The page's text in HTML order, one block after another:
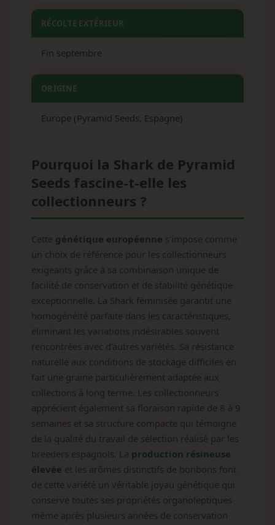
RÉCOLTE EXTÉRIEUR
Fin septembre
ORIGINE
Europe (Pyramid Seeds, Espagne)
Pourquoi la Shark de Pyramid
Seeds fascine-t-elle les
collectionneurs ?
Cette génétique européenne s'impose comme
un choix de référence pour les collectionneurs
exigeants grâce à sa combinaison unique de
facilité de conservation et de stabilité génétique
exceptionnelle. La Shark féminisée garantit une
homogénéité parfaite dans les caractéristiques,
éliminant les variations indésirables souvent
rencontrées avec d'autres variétés. Sa résistance
naturelle aux conditions de stockage difficiles en
fait une graine particulièrement adaptée aux
collections à long terme. Les collectionneurs
apprécient également sa floraison rapide de 8 à 9
semaines et sa structure compacte qui témoigne
de la qualité du travail de sélection réalisé par les
breeders espagnols. La production résineuse
élevée et les arômes distinctifs de bonbons font
de cette variété un véritable joyau génétique qui
conserve toutes ses propriétés organoleptiques
même après plusieurs années de conservation